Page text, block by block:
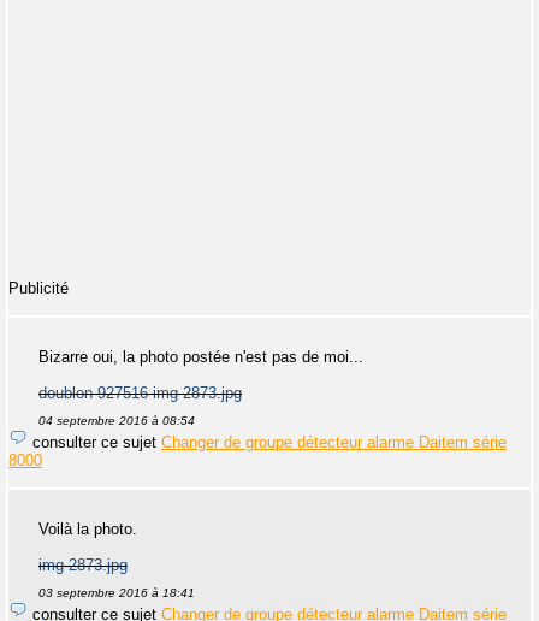
Publicité
Bizarre oui, la photo postée n'est pas de moi...
doublon 927516 img 2873.jpg
04 septembre 2016 à 08:54
consulter ce sujet Changer de groupe détecteur alarme Daitem série
8000
Voilà la photo.
img 2873.jpg
03 septembre 2016 à 18:41
consulter ce sujet Changer de groupe détecteur alarme Daitem série